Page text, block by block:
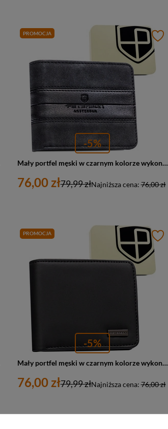
PROMOCJA
-5%
Mały portfel męski w czarnym kolorze wykonany ze skóry ekologicznej - Peterson
76,00 zł Najniższa cena:76,00 zł
79,99 zł
PROMOCJA
-5%
Mały portfel męski w czarnym kolorze wykonany ze skóry ekologicznej - Peterson
76,00 zł Najniższa cena:76,00 zł
79,99 zł